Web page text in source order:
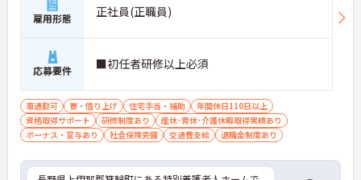
雇用形態 正社員(正職員)
応募要件 ■初任者研修以上必須
車通勤可 寮・借り上げ 住宅手当・補助
年間休日110日以上
資格取得サポート
研修制度あり
産休･育休･介護休暇取得実績あり
ボーナス・賞与あり
社会保険完備 交通費支給 退職金制度あり